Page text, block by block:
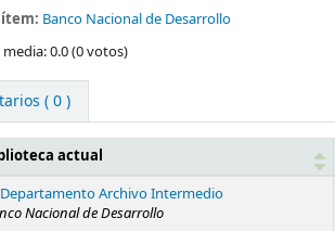
ítem: Banco Nacional de Desarrollo
0.0 (0 votos)
( 0 )
actual
Departamento Archivo Intermedio
Nacional de Desarrollo